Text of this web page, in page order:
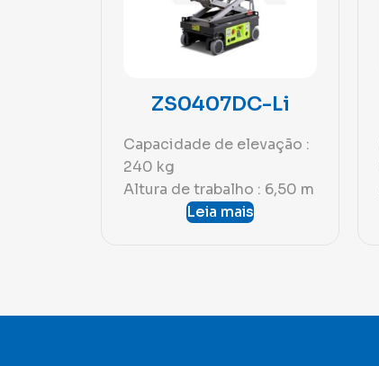
ZS0407DC-Li
Capacidade de elevação :
240 kg
Altura de trabalho : 6,50 m
Leia mais